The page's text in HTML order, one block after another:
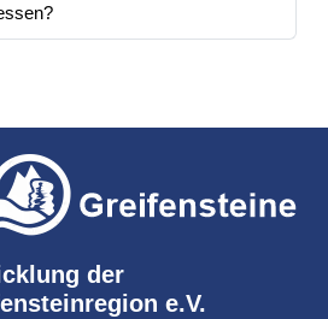
der
e.V.